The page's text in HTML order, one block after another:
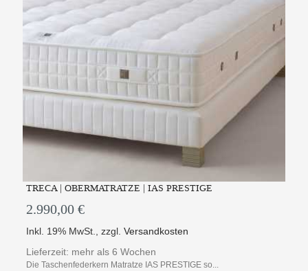
TRECA | OBERMATRATZE | IAS PRESTIGE
2.990,00 €
Inkl. 19% MwSt. ,zzgl.Versandkosten
Lieferzeit: mehr als 6 Wochen
Die Taschenfederkern Matratze IAS PRESTIGE so...